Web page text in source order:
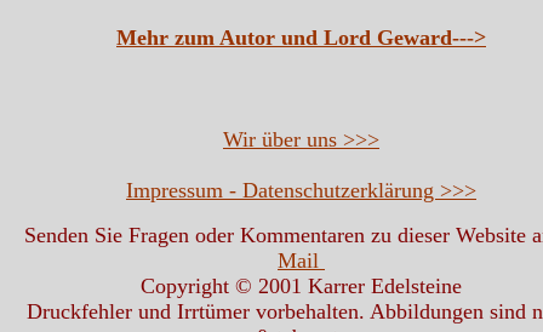
Mehr zum Autor und Lord Geward--->
Wir über uns >>>
Impressum - Datenschutzerklärung >>>
Senden Sie Fragen oder Kommentaren zu dieser Website
Mail
Copyright © 2001 Karrer Edelsteine
Druckfehler und Irrtümer vorbehalten. Abbildungen sind